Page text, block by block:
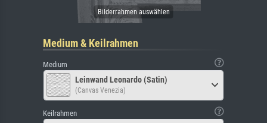
Medium & Keilrahmen
Medium
Leinwand Leonardo (Satin)
(Canvas Venezia)
Keilrahmen